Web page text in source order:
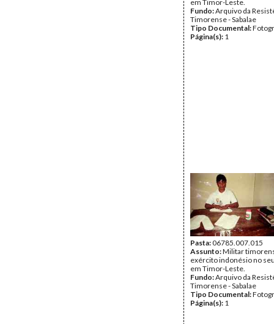
em Timor-Leste.
Fundo:Arquivo da
Timorense - Sabalae
Tipo Documental:
Página(s): 1
Pasta:06785.007.015
Assunto:Militar
exército indonésio no
em Timor-Leste.
Fundo:Arquivo da
Timorense - Sabalae
Tipo Documental:
Página(s): 1